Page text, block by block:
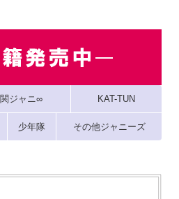
関ジャニ∞ KAT-TUN
少年隊 その他ジャニーズ